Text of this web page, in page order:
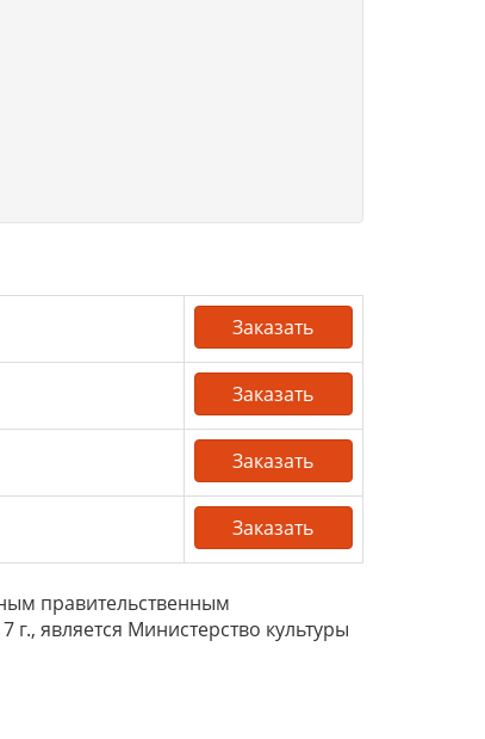
Заказать
Заказать
Заказать
Заказать
правительственным
является Министерство культуры